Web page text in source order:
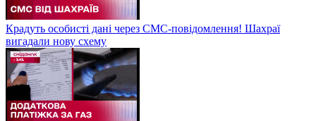
Крадуть особисті дані через СМС-повідомлення! Шахраї
вигадали нову схему